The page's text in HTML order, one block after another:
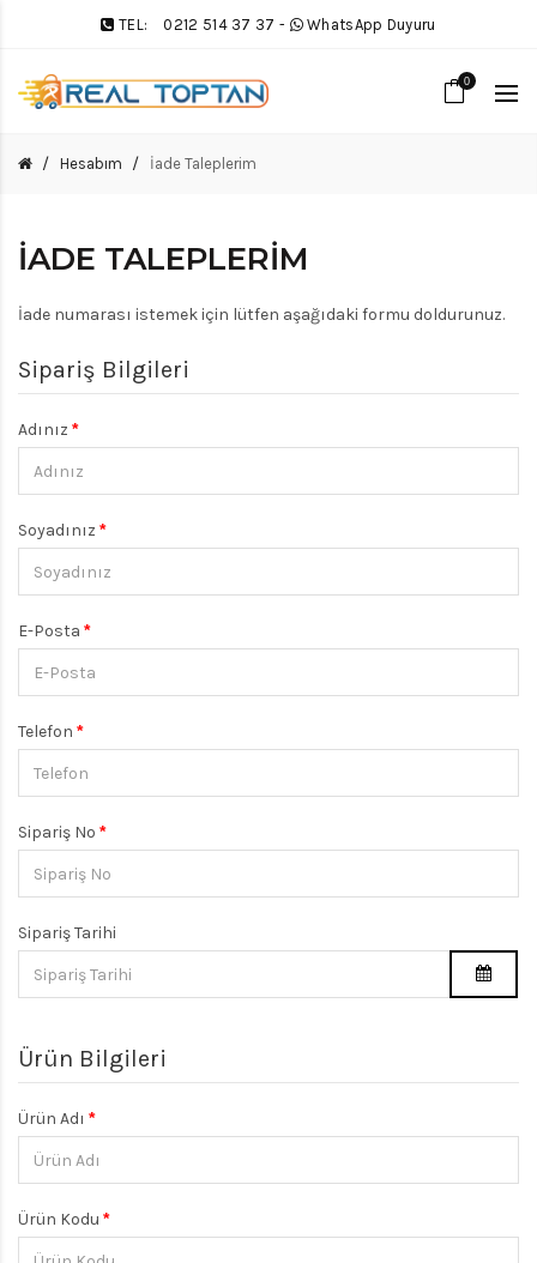
TEL: 0212 514 37 37 - WhatsApp Duyuru
0
Hesabım İade Taleplerim
İADE TALEPLERIM
İade numarası istemek için lütfen aşağıdaki formu doldurunuz.
Sipariş Bilgileri
Adınız
Soyadınız
E-Posta
Telefon
Sipariş No
Sipariş Tarihi
Ürün Bilgileri
Ürün Adı
Ürün Kodu